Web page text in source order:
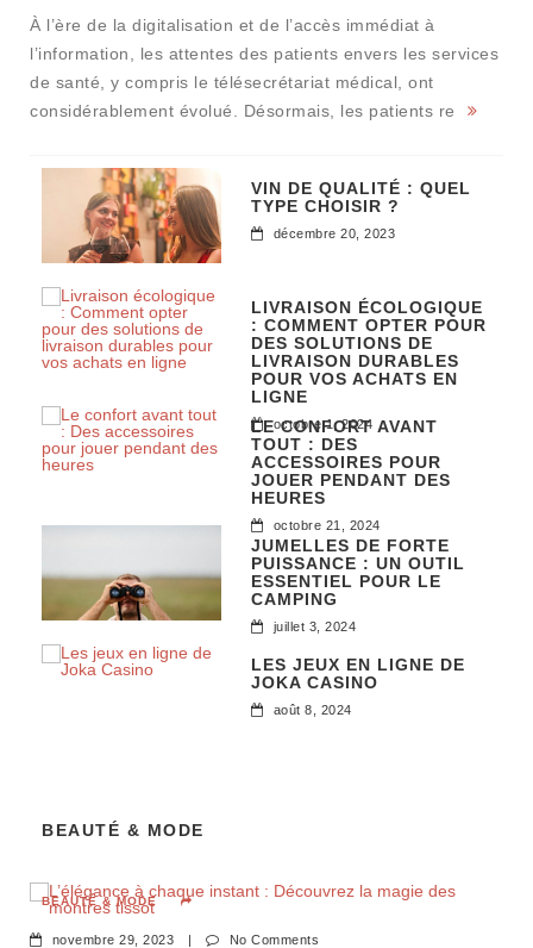
À l’ère de la digitalisation et de l’accès immédiat à
l’information, les attentes des patients envers les services
de santé, y compris le télésecrétariat médical, ont
considérablement évolué. Désormais, les patients re
VIN DE QUALITÉ : QUEL
TYPE CHOISIR ?
décembre 20, 2023
LIVRAISON ÉCOLOGIQUE
: COMMENT OPTER POUR
DES SOLUTIONS DE
LIVRAISON DURABLES
POUR VOS ACHATS EN
LIGNE
octobre 1, 2024
LE CONFORT AVANT
TOUT : DES
ACCESSOIRES POUR
JOUER PENDANT DES
HEURES
octobre 21, 2024
JUMELLES DE FORTE
PUISSANCE : UN OUTIL
ESSENTIEL POUR LE
CAMPING
juillet 3, 2024
LES JEUX EN LIGNE DE
JOKA CASINO
août 8, 2024
BEAUTÉ & MODE
BEAUTÉ & MODE
novembre 29, 2023 | No Comments